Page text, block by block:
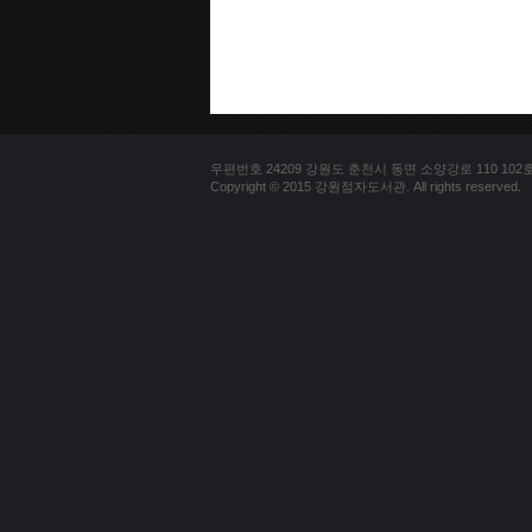
우편번호 24209 강원도 춘천시 동면 소양강로 110 102
Copyright © 2015 강원점자도서관. All rights reserved.